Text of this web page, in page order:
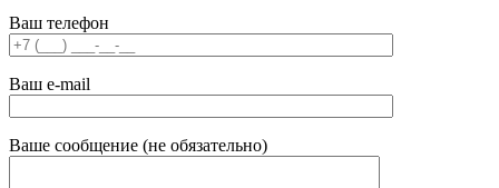
Ваш телефон
Ваш e-mail
Ваше сообщение (не обязательно)